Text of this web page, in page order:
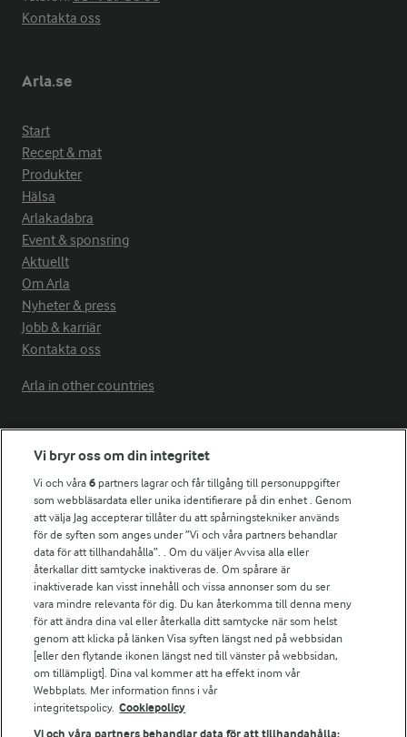
Kontakta oss
Arla.se
Start
Recept & mat
Produkter
Hälsa
Arlakadabra
Event & sponsring
Aktuellt
Om Arla
Nyheter & press
Jobb & karriär
Kontakta oss
Arla in other countries
Fler Arlasajter
För ägare
Arlas kundportal
Arla.com
Falbygdens Ost
Arla webbshop
Bildbank
Följ oss
Vi bryr oss om din integritet
Vi och våra6 partners lagrar och får tillgång till personuppgifter
som webbläsardata eller unika identifierare på din enhet . Genom
att välja Jag accepterar tillåter du att spårningstekniker används
för de syften som anges under ”Vi och våra partners behandlar
data för att tillhandahålla”. . Om du väljer Avvisa alla eller
återkallar ditt samtycke inaktiveras de. Om spårare är
inaktiverade kan visst innehåll och vissa annonser som du ser
vara mindre relevanta för dig. Du kan återkomma till denna meny
för att ändra dina val eller återkalla ditt samtycke när som helst
genom att klicka på länken Visa syften längst ned på webbsidan
[eller den flytande ikonen längst ned till vänster på webbsidan,
om tillämpligt]. Dina val kommer att ha effekt inom vår
Webbplats. Mer information finns i vår
integritetspolicy. Cookiepolicy
Vi och våra partners behandlar data för att tillhandahålla: